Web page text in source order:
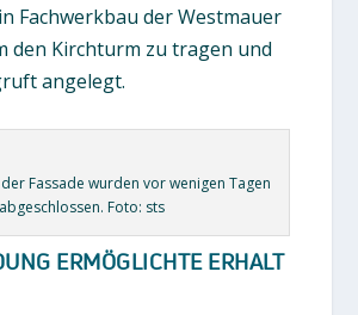
Fachwerkbau der Westmauer
den Kirchturm zu tragen und
angelegt.
Fassade wurden vor wenigen Tagen
abgeschlossen. Foto: sts
ERMÖGLICHTE ERHALT